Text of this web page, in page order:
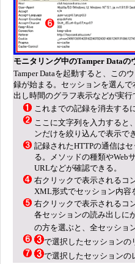
モニタリング中のTamper Dataの
Tamper Dataを起動すると、この
録が始まる。セッションを選ん
出し時間のグラフ表示などが実行
これまでの記録を消去する
ここに文字列を入力すると、
ンだけを絞り込んで表示で
記録されたHTTPの通信は
る。メソッドの種類やWeb
URLなどが確認できる。
右クリックで表示されるコ
XML形式でセッション内容
右クリックで表示されるコ
各セッションの読み出しに
の方を選ぶと、全セッショ
で選択したセッションの
で選択したセッションの